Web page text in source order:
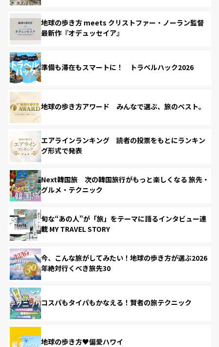
地球の歩き方 meets クリストファー・ノーラン監督
最新作『オデュッセイア』
準備も滞在もスマートに！ トラベルハック2026
地球の歩き方アワード みんなで選ぶ、旅のベスト。
エアラインランキング 読者の投票をもとにランキン
グ形式で発表
Next韓国旅 次の韓国旅行がもっと楽しくなる 旅先・
グルメ・テクニック
旬な“あの人”が「旅」をテーマに語るインタビュー連
載 MY TRAVEL STORY
今、こんな旅がしてみたい！地球の歩き方が選ぶ2026
年絶対行くべき旅先30
コスパもタイパもかなえる！賢者の旅テクニック
地球の歩き方♥偏愛ハワイ